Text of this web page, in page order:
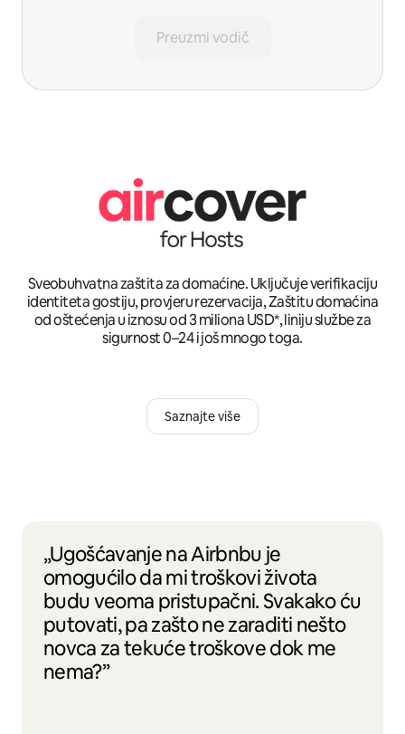
Preuzmi vodič
Sveobuhvatna zaštita za domaćine. Uključuje verifikaciju
identiteta gostiju, provjeru rezervacija, Zaštitu domaćina
od oštećenja u iznosu od 3 miliona USD*, liniju službe za
sigurnost 0–24 i još mnogo toga.
Saznajte više
„Ugošćavanje na Airbnbu je
omogućilo da mi troškovi života
budu veoma pristupačni. Svakako ću
putovati, pa zašto ne zaraditi nešto
novca za tekuće troškove dok me
nema?”